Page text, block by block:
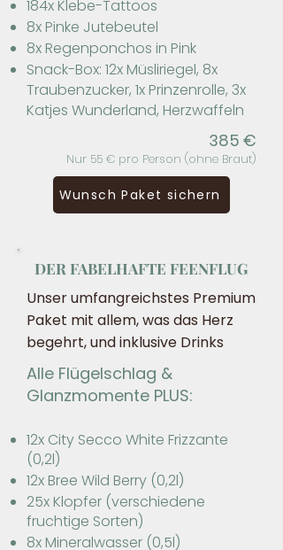
184x Klebe-Tattoos
8x Pinke Jutebeutel
8x Regenponchos in Pink
Snack-Box: 12x Müsliriegel, 8x
Traubenzucker, 1x Prinzenrolle, 3x
Katjes Wunderland, Herzwaffeln​
385 €
Nur 55 € pro Person (ohne Braut)
Wunsch Paket sichern
DER FABELHAFTE FEENFLUG
​​Unser umfangreichstes Premium
Paket mit allem, was das Herz
begehrt, und inklusive Drinks ​
​Alle Flügelschlag &
Glanzmomente PLUS:
12x City Secco White Frizzante
(0,2l)
12x Bree Wild Berry (0,2l)
25x Klopfer (verschiedene
fruchtige Sorten)
8x Mineralwasser (0,5l)